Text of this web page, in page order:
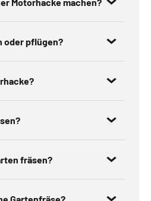
oder pflügen?
fräsen?